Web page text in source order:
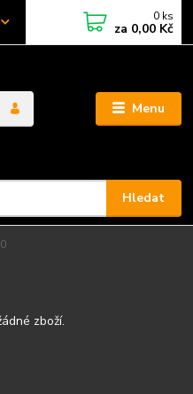
Menu
Hledat
0 ks
za 0,00 Kč
zboží.